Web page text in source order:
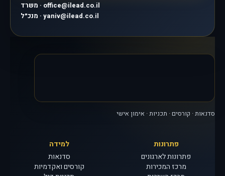
משרד · office@ilead.co.il
מנכ״ל · yaniv@ilead.co.il
סדנאות · קורסים · תכניות · אימון אישי
פתרונות
פתרונות לארגונים
מרכז המכירות
למידה
סדנאות
קורסים ואקדמיות